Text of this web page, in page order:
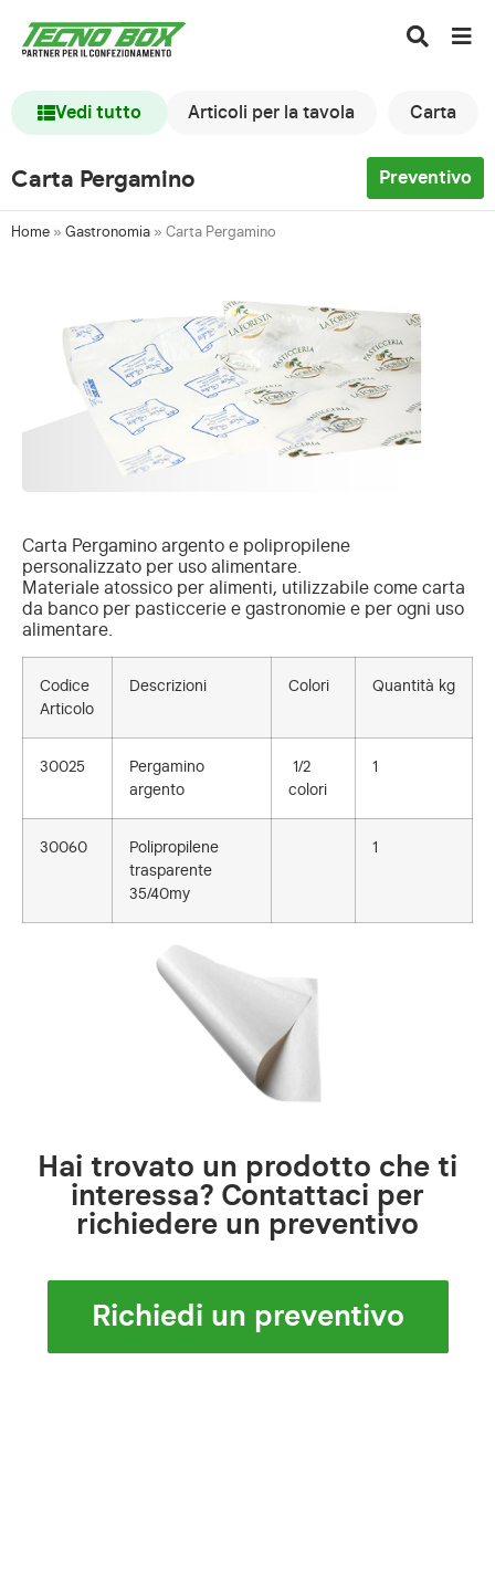
Vedi tutto Articoli per la tavola Carta
Carta Pergamino Preventivo
Home » Gastronomia » Carta Pergamino
Carta Pergamino argento e polipropilene
personalizzato per uso alimentare.
Materiale atossico per alimenti, utilizzabile come carta
da banco per pasticcerie e gastronomie e per ogni uso
alimentare.
Codice
Articolo
Descrizioni Colori Quantità kg
30025
Pergamino
argento
1/2
colori
1
30060
Polipropilene
trasparente
35/40my
1
Hai trovato un prodotto che ti
interessa? Contattaci per
richiedere un preventivo
Richiedi un preventivo